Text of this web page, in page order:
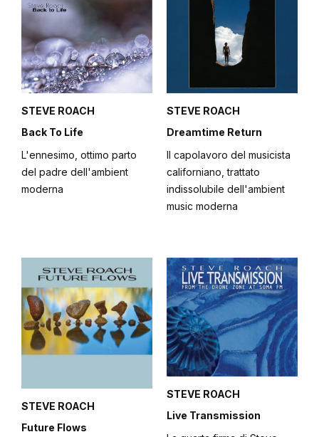
STEVE ROACH
Back To Life
L'ennesimo, ottimo parto
del padre dell'ambient
moderna
STEVE ROACH
Dreamtime Return
Il capolavoro del musicista
californiano, trattato
indissolubile dell'ambient
music moderna
STEVE ROACH
Future Flows
STEVE ROACH
Live Transmission